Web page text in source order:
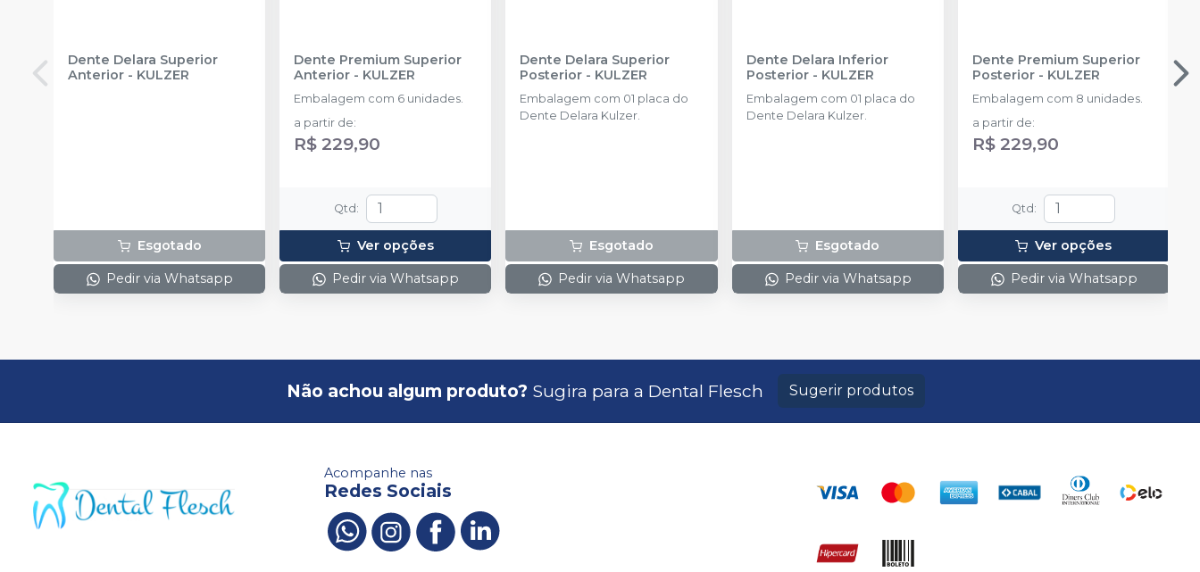
Dente Delara Superior
Anterior - KULZER
Esgotado
Pedir via Whatsapp
Dente Premium Superior
Anterior - KULZER
Embalagem com 6 unidades.
a partir de:
R$ 229,90
Qtd :
Ver opções
Pedir via Whatsapp
Dente Delara Superior
Posterior - KULZER
Embalagem com 01 placa do
Dente Delara Kulzer.
Esgotado
Pedir via Whatsapp
Dente Delara Inferior
Posterior - KULZER
Embalagem com 01 placa do
Dente Delara Kulzer.
Esgotado
Pedir via Whatsapp
Dente Premium Superior
Posterior- KULZER
Embalagem com 8 unidades.
a partir de:
R$ 229,90
Qtd :
Ver opções
Pedir via Whatsapp
Não achou algum produto? Sugira para a Dental Flesch Sugerir produtos
Acompanhe nas
Redes Sociais